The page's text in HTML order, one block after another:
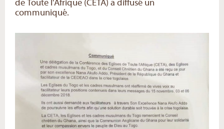
de Toute l'Afrique (CETA) a diffusé un
communiqué.